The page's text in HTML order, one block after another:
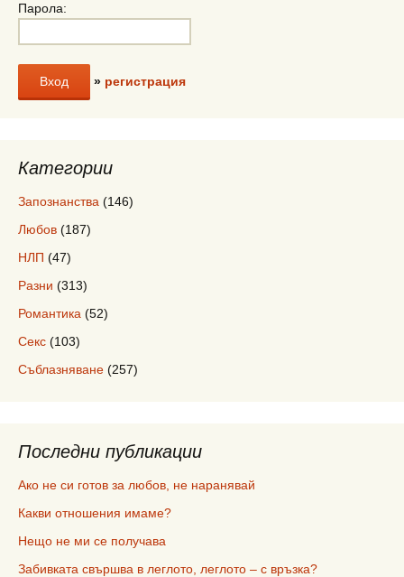
Парола:
» регистрация
Категории
Запознанства (146)
Любов (187)
НЛП (47)
Разни (313)
Романтика (52)
Секс (103)
Съблазняване (257)
Последни публикации
Ако не си готов за любов, не наранявай
Какви отношения имаме?
Нещо не ми се получава
Забивката свършва в леглото, леглото – с връзка?